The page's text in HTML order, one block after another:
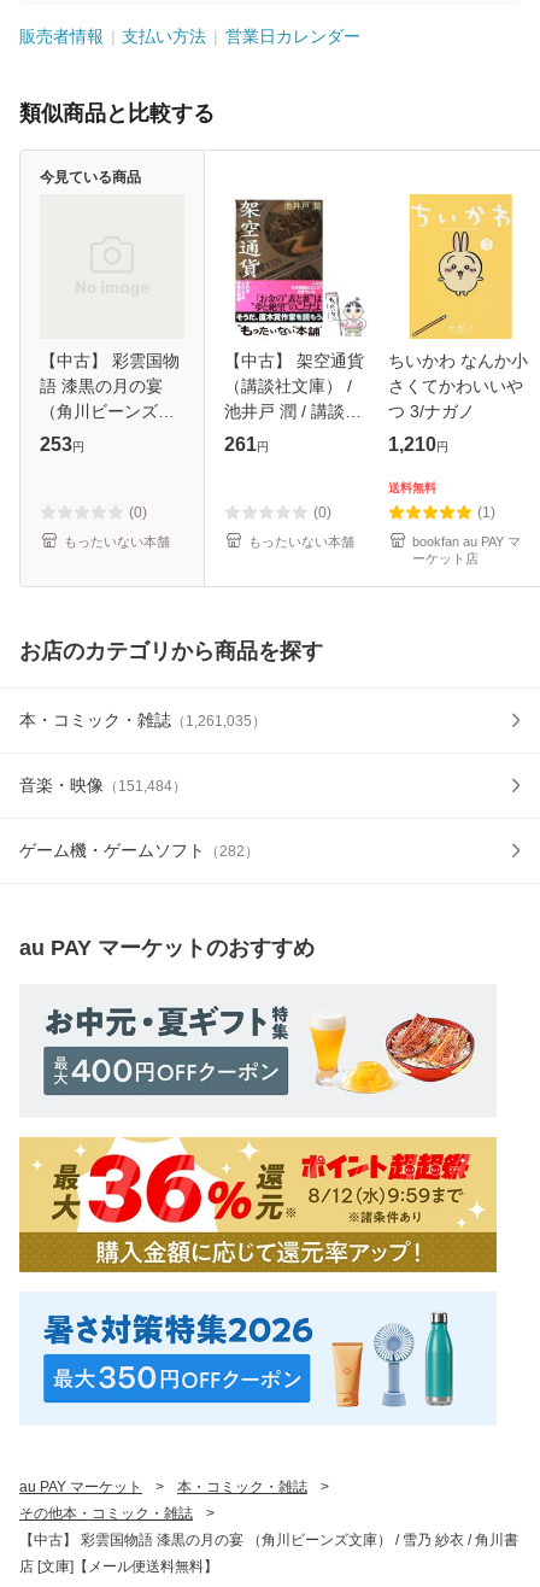
販売者情報 支払い方法 営業日カレンダー
類似商品と比較する
【中古】 彩雲国物
語 漆黒の月の宴
（角川ビーンズ文
庫） / 雪乃 紗衣 /
料】
253円
(0)
もったいない本舗
今見ている商品
【中古】 架空通貨
（講談社文庫） /
池井戸 潤 / 講談社
[文庫]【メール便送
261円
(0)
もったいない本舗
ちいかわ なんか小
さくてかわいいや
つ 3/ナガノ
1,210円
送料無料
(1)
bookfan au PAY マ
ーケット店
お店のカテゴリから商品を探す
本・コミック・雑誌 （ 1,261,035 ）
音楽・映像 （ 151,484）
ゲーム機・ゲームソフト （282 ）
au PAY マーケットのおすすめ
au PAY マーケット > 本・コミック・雑誌
>
その他本・コミック・雑誌
>
【中古】 彩雲国物語 漆黒の月の宴 （角川ビーンズ文庫） / 雪乃 紗衣 / 角川書
店 [文庫]【メール便送料無料】